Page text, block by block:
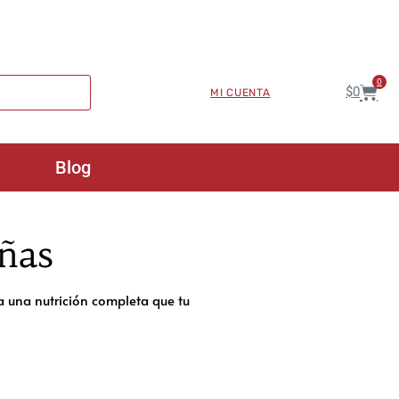
MI CUENTA $0
0
Blog
una nutrición completa que tu